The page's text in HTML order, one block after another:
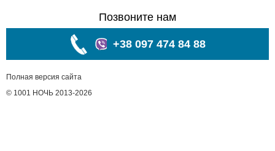
Позвоните нам
+38 097 474 84 88
Полная версия сайта
© 1001 НОЧЬ 2013-2026